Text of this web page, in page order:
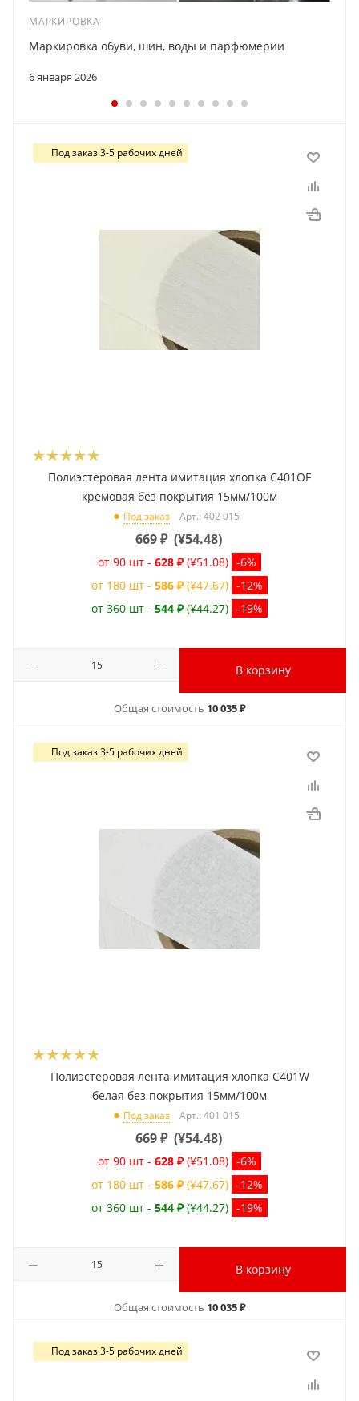
МАРКИРОВКА
6 января 2026
Маркировка обуви, шин, воды и парфюмерии
Под заказ 3-5 рабочих дней
Полиэстеровая лента имитация хлопка C401OF
кремовая без покрытия 15мм/100м
Под заказ Арт.: 402 015
669₽ (¥54.48)
от 90 шт - 628 ₽ (¥51.08) -6%
от 180 шт - 586 ₽ (¥47.67) -12%
от 360 шт - 544 ₽ (¥44.27) -19%
В корзину
Общая стоимость 10 035 ₽
Под заказ 3-5 рабочих дней
Полиэстеровая лента имитация хлопка C401W
белая без покрытия 15мм/100м
Под заказ Арт.: 401 015
669₽ (¥54.48)
от 90 шт - 628 ₽ (¥51.08) -6%
от 180 шт - 586 ₽ (¥47.67) -12%
от 360 шт - 544 ₽ (¥44.27) -19%
В корзину
Общая стоимость 10 035 ₽
Под заказ 3-5 рабочих дней